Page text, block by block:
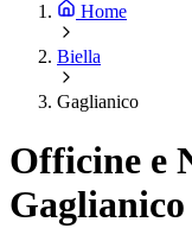
Home
Biella
Gaglianico
Officine e
Gaglianico